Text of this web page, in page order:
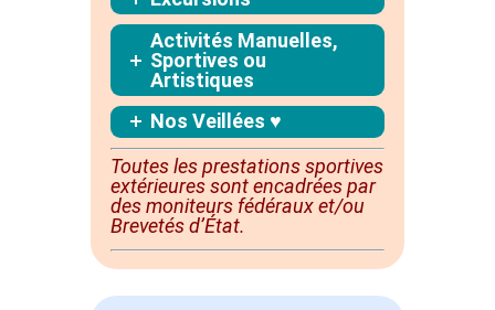
Activités Manuelles,
Sportives ou
Artistiques
Nos Veillées ♥
Toutes les prestations sportives
extérieures sontencadréespar
des moniteurs fédéraux et/ou
Brevetés d’État.